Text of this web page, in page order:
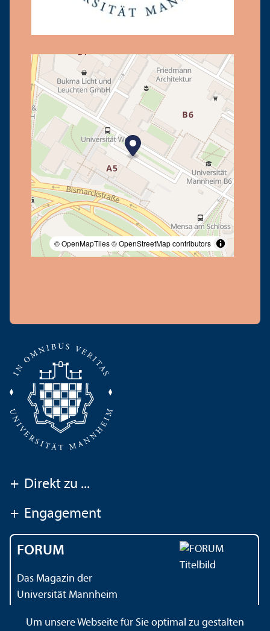
© OpenMapTiles© OpenStreetMap contributors
+ Direkt zu ...
+ Engagement
FORUM
Das Magazin der
Universität Mannheim
Um unsere Webseite für Sie optimal zu gestalten